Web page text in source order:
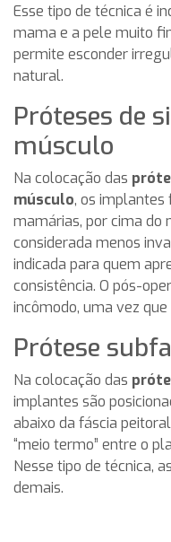
Esse tipo de técnica é
mama e a pele muito
permite esconder
natural.
Próteses de
músculo
Na colocação das
músculo, os
mamárias, por cima do
considerada menos
indicada para quem
consistência. O pós-
incômodo, uma vez
Prótese
Na colocação das
implantes são
abaixo da fáscia
“meio termo” entre o
Nesse tipo de técnica,
demais.